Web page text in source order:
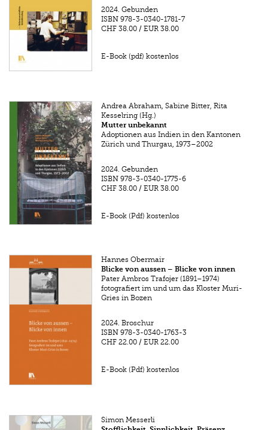
2024. Gebunden
ISBN 978-3-0340-1781-7
CHF 38.00 /EUR 38.00
E-Book (pdf) kostenlos
Andrea Abraham, Sabine Bitter, Rita
Kesselring (Hg.)
Mutter unbekannt
Adoptionen aus Indien in den Kantonen
Zürich und Thurgau, 1973–2002
2024. Gebunden
ISBN 978-3-0340-1775-6
CHF 38.00 /EUR 38.00
E-Book (Pdf) kostenlos
Hannes Obermair
Blicke von aussen – Blicke von innen
Pater Ambros Trafojer (1891–1974)
fotografiert im und um das Kloster Muri-
Gries in Bozen
2024. Broschur
ISBN 978-3-0340-1763-3
CHF 22.00 /EUR 22.00
E-Book (Pdf) kostenlos
Simon Messerli